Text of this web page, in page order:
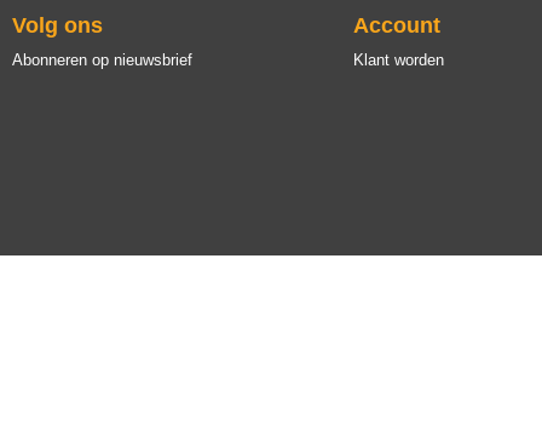
Volg ons
Abonneren op nieuwsbrief
Account
Klant worden